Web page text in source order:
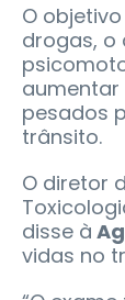
O
drogas, o
aumentar
pesados
trânsito.
O diretor
disse à
vidas no